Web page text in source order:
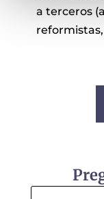
a terceros
reformistas,